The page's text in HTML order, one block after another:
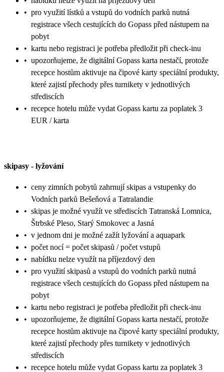
• pro využití lístků a vstupů do vodních parků nutná
registrace všech cestujících do Gopass před nástupem na
pobyt
• kartu nebo registraci je potřeba předložit při check-inu
• upozorňujeme, že digitální Gopass karta nestačí, protože
recepce hostům aktivuje na čipové karty speciální produkty,
které zajistí přechody přes turnikety v jednotlivých
střediscích
• recepce hotelu může vydat Gopass kartu za poplatek 3
EUR / karta
skipasy - lyžování
• ceny zimních pobytů zahrnují skipas a vstupenky do
Vodních parků Bešeňová a Tatralandie
• skipas je možné využít ve střediscích Tatranská Lomnica,
Štrbské Pleso, Starý Smokovec a Jasná
• v jednom dni je možné zažít lyžování a aquapark
• počet nocí = počet skipasů / počet vstupů
• nabídku nelze využít na příjezdový den
• pro využití skipasů a vstupů do vodních parků nutná
registrace všech cestujících do Gopass před nástupem na
pobyt
• kartu nebo registraci je potřeba předložit při check-inu
• upozorňujeme, že digitální Gopass karta nestačí, protože
recepce hostům aktivuje na čipové karty speciální produkty,
které zajistí přechody přes turnikety v jednotlivých
střediscích
• recepce hotelu může vydat Gopass kartu za poplatek 3